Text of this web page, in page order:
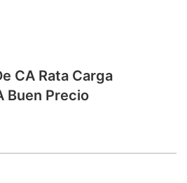
CA Rata Carga
Buen Precio